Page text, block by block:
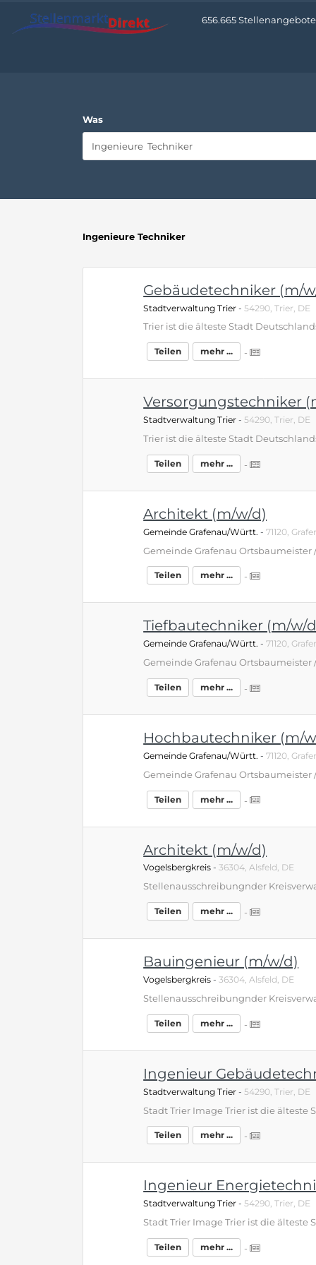
656.665 Stellenangebote
Was
Ingenieure Techniker
Gebäudetechniker (m/
Stadtverwaltung Trier-54290, Trier, DE
Teilen mehr ... -
Versorgungstechniker
Stadtverwaltung Trier- 54290, Trier, DE
Teilen mehr ... -
Architekt (m/w/d)
Gemeinde Grafenau/Württ.-71120,
Teilen mehr ... -
Tiefbautechniker (m/w/
Gemeinde Grafenau/Württ.-71120,
Teilen mehr ... -
Hochbautechniker (m/
Gemeinde Grafenau/Württ.-71120,
Teilen mehr ... -
Architekt (m/w/d)
Vogelsbergkreis-36304, Alsfeld, DE
Teilen mehr ... -
Bauingenieur (m/w/d)
Vogelsbergkreis-36304, Alsfeld, DE
Teilen mehr ... -
Ingenieur
Stadtverwaltung Trier- 54290, Trier, DE
Teilen mehr ... -
Ingenieur
Stadtverwaltung Trier-54290, Trier, DE
Teilen mehr ... -